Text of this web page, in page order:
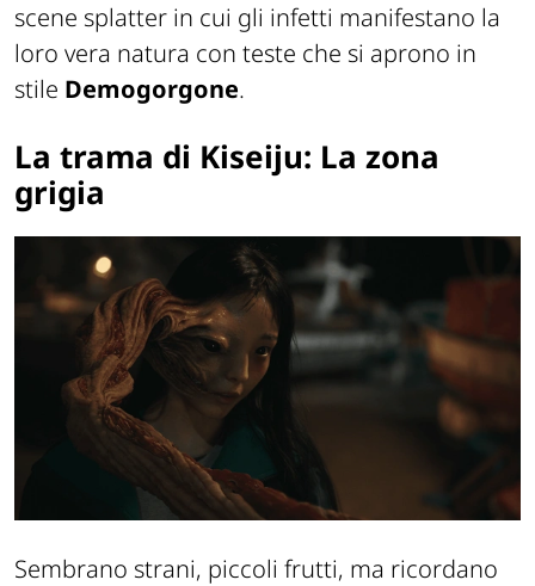
scene splatter in cui gli infetti manifestano la
loro vera natura con teste che si aprono in
stile Demogorgone.
La trama di Kiseiju: La zona
grigia
Sembrano strani, piccoli frutti, ma ricordano